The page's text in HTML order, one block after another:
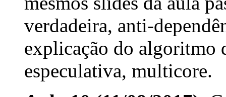
verdadeira, anti-
explicação do algoritmo
especulativa, multicore.